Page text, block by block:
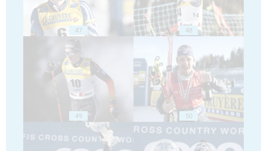
47 48
49 50